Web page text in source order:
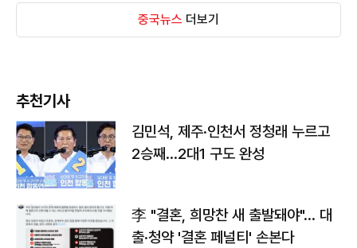
중국뉴스 더보기
추천기사
김민석, 제주·인천서 정청래 누르고
2승째…2대1 구도 완성
李 "결혼, 희망찬 새 출발돼야"… 대
출·청약 '결혼 페널티' 손본다